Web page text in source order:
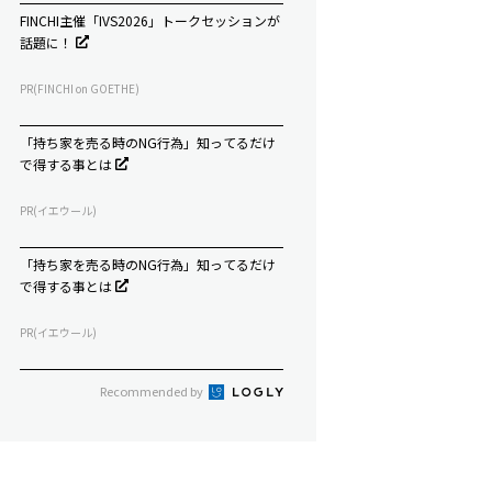
FINCHI主催「IVS2026」トークセッションが
話題に！
PR(FINCHI on GOETHE)
「持ち家を売る時のNG行為」知ってるだけ
で得する事とは
PR(イエウール)
「持ち家を売る時のNG行為」知ってるだけ
で得する事とは
PR(イエウール)
Recommended by